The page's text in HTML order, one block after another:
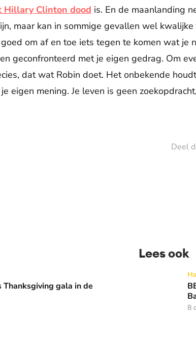
Hillary Clinton dood is. En de maanlanding
maar kan in sommige gevallen wel
om af en toe iets tegen te komen wat je
geconfronteerd met je eigen gedrag. Om
dat wat Robin doet. Het onbekende
eigen mening. Je leven is geen
Deel
in de Basiliek 🪩
Thanksgiving gala in de
Lees ook
BEAM x
8